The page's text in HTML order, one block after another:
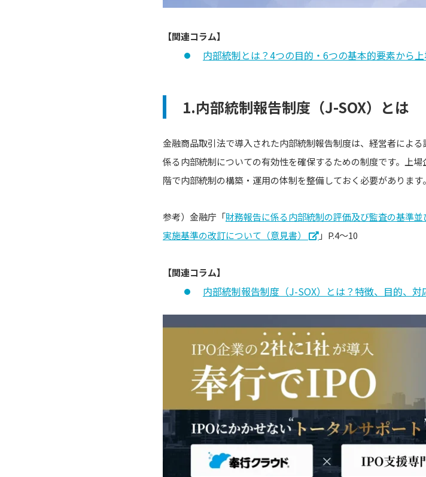
【関連コラム】
内部統制とは？4つの目的・6つの基本的要素から
1.内部統制報告制度（J-SOX）とは
金融商品取引法で導入された内部統制報告制度は、経営者によ
係る内部統制についての有効性を確保するための制度です。上
階で内部統制の構築・運用の体制を整備しておく必要があります。
参考）金融庁「財務報告に係る内部統制の評価及び監査の基準
実施基準の改訂について（意見書）
」P.4～10
【関連コラム】
内部統制報告制度（J-SOX）とは？特徴、目的、